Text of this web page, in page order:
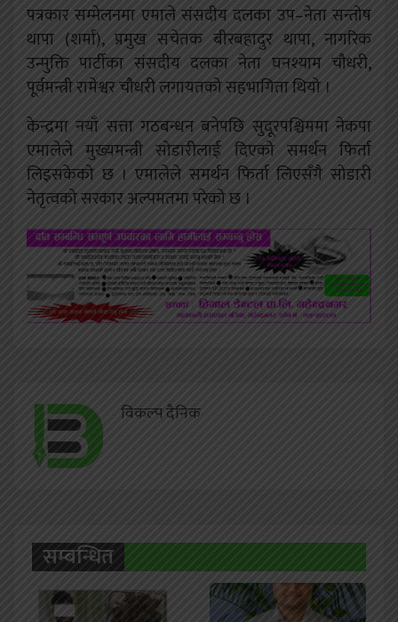
पत्रकार सम्मेलनमा एमाले संसदीय दलका उप–नेता सन्तोष
थापा (शर्मा), प्रमुख सचेतक बीरबहादुर थापा, नागरिक
उन्मुक्ति पार्टीका संसदीय दलका नेता घनश्याम चौधरी,
पूर्वमन्त्री रामेश्वर चौधरी लगायतको सहभागिता थियो ।
केन्द्रमा नयाँ सत्ता गठबन्धन बनेपछि सुदूरपश्चिममा नेकपा
एमालेले मुख्यमन्त्री सोडारीलाई दिएको समर्थन फिर्ता
लिइसकेको छ । एमालेले समर्थन फिर्ता लिएसँगै सोडारी
नेतृत्वको सरकार अल्पमतमा परेको छ ।
विकल्प दैनिक
सम्बन्धित